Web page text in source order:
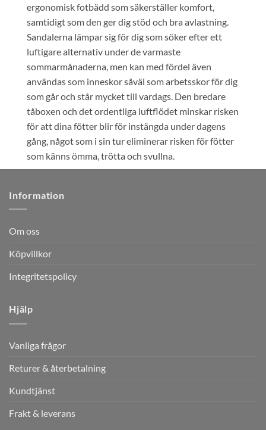
ergonomisk fotbädd som säkerställer komfort,
samtidigt som den ger dig stöd och bra avlastning.
Sandalerna lämpar sig för dig som söker efter ett
luftigare alternativ under de varmaste
sommarmånaderna, men kan med fördel även
användas som inneskor såväl som arbetsskor för dig
som går och står mycket till vardags. Den bredare
tåboxen och det ordentliga luftflödet minskar risken
för att dina fötter blir för instängda under dagens
gång, något som i sin tur eliminerar risken för fötter
som känns ömma, trötta och svullna.
Information
Om oss
Köpvillkor
Integritetspolicy
Hjälp
Vanliga frågor
Returer & återbetalning
Kundtjänst
Frakt & leverans